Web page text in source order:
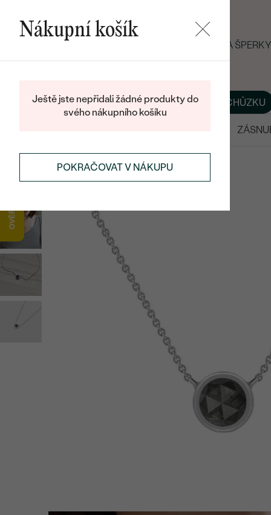
LETNÍ BLACK FRIDAY: −25 % NA
BLOGŠPERKY NA MÍRU DOMLUVIT SI SCHŮZKU
ŠPERKYSALT AND PEPPER ŠPERKY
Nákupní košík
Ještě jste nepřidali žádné produkty do
svého nákupního košíku
POKRAČOVAT V NÁKUPU